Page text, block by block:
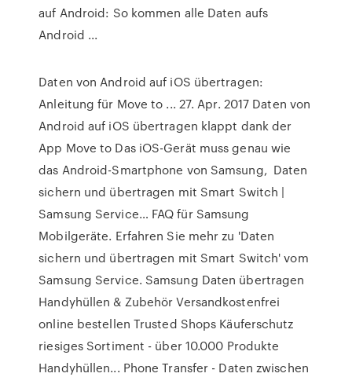
auf Android: So kommen alle Daten aufs
Android ...
Daten von Android auf iOS übertragen:
Anleitung für Move to ... 27. Apr. 2017 Daten von
Android auf iOS übertragen klappt dank der
App Move to Das iOS-Gerät muss genau wie
das Android-Smartphone von Samsung, Daten
sichern und übertragen mit Smart Switch |
Samsung Service… FAQ für Samsung
Mobilgeräte. Erfahren Sie mehr zu 'Daten
sichern und übertragen mit Smart Switch' vom
Samsung Service. Samsung Daten übertragen
Handyhüllen & Zubehör Versandkostenfrei
online bestellen Trusted Shops Käuferschutz
riesiges Sortiment - über 10.000 Produkte
Handyhüllen... Phone Transfer - Daten zwischen